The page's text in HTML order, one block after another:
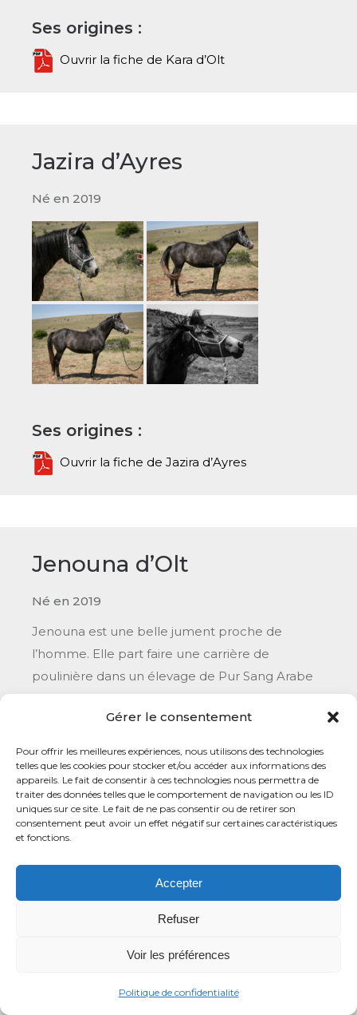
Gérer le consentement
Pour offrir les meilleures expériences, nous utilisons des technologies
telles que les cookies pour stocker et/ou accéder aux informations des
appareils. Le fait de consentir à ces technologies nous permettra de
traiter des données telles que le comportement de navigation ou les ID
uniques sur ce site. Le fait de ne pas consentir ou de retirer son
consentement peut avoir un effet négatif sur certaines caractéristiques
et fonctions.
Accepter
Refuser
Voir les préférences
Politique de confidentialité
Ses origines :
Ouvrir la fiche de Kara d’Olt
Jazira d’Ayres
Né en 2019
Ses origines :
Ouvrir la fiche de Jazira d’Ayres
Jenouna d’Olt
Né en 2019
Jenouna est une belle jument proche de
l’homme. Elle part faire une carrière de
poulinière dans un élevage de Pur Sang Arabe
vie idéal pour elle avec une vue imprenable sur